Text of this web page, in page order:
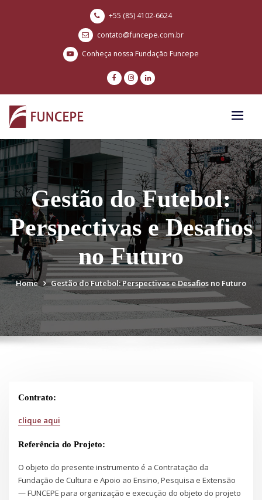
+55 (85) 4102-6624
contato@funcepe.com.br
Conheça nossa Fundação Funcepe
Gestão do Futebol:
Perspectivas e Desafios
no Futuro
Home Gestão do Futebol: Perspectivas e Desafios no Futuro
Contrato:
clique aqui
Referência do Projeto:
O objeto do presente instrumento é a Contratação da
Fundação de Cultura e Apoio ao Ensino, Pesquisa e Extensão
— FUNCEPE para organização e execução do objeto do projeto